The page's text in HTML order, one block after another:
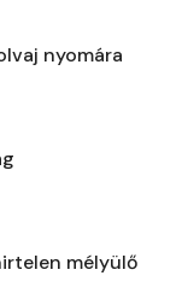
nyomára
mélyülő